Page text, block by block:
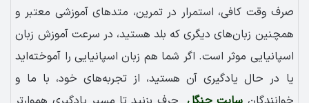
صرف وقت کافی، استمرار در تمرین، متدهای آموزشی معتبر و
همچنین زبان‌های دیگری که بلد هستید، در سرعت آموزش زبان
اسپانیایی موثر است. اگر شما هم زبان اسپانیایی را آموخته‌اید
یا در حال یادگیری آن هستید، از تجربه‌های خود، با ما و